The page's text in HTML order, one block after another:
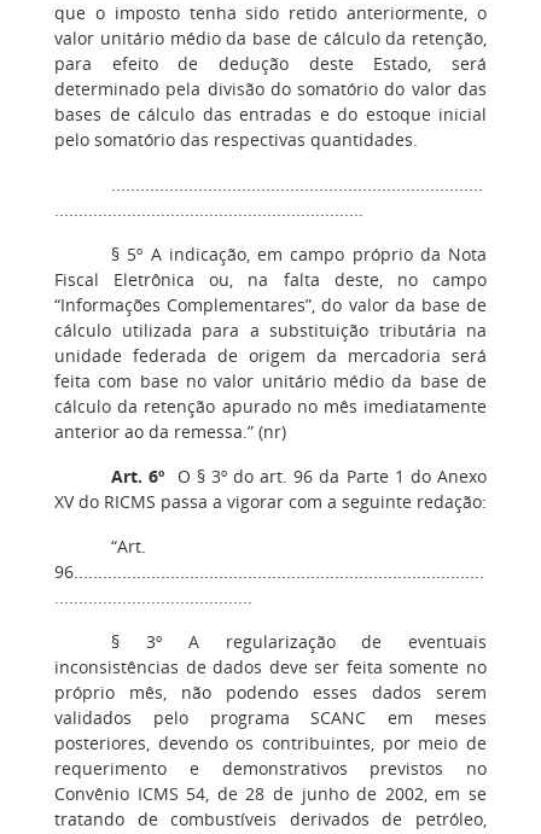
que o imposto tenha sido retido anteriormente, o
valor unitário médio da base de cálculo da retenção,
para efeito de dedução deste Estado, será
determinado pela divisão do somatório do valor das
bases de cálculo das entradas e do estoque inicial
pelo somatório das respectivas quantidades.
.............................................................................
................................................................
§ 5º A indicação, em campo próprio da Nota
Fiscal Eletrônica ou, na falta deste, no campo
“Informações Complementares”, do valor da base de
cálculo utilizada para a substituição tributária na
unidade federada de origem da mercadoria será
feita com base no valor unitário médio da base de
cálculo da retenção apurado no mês imediatamente
anterior ao da remessa.” (nr)
Art. 6º O § 3º do art. 96 da Parte 1 do Anexo
XV do RICMS passa a vigorar com a seguinte redação:
“Art.
96.....................................................................................
.........................................
§ 3º A regularização de eventuais
inconsistências de dados deve ser feita somente no
próprio mês, não podendo esses dados serem
validados pelo programa SCANC em meses
posteriores, devendo os contribuintes, por meio de
requerimento e demonstrativos previstos no
Convênio ICMS 54, de 28 de junho de 2002, em se
tratando de combustíveis derivados de petróleo,